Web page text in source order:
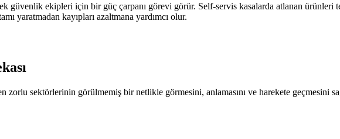
ekipleri için bir güç çarpanı görevi görür. Self-servis kasalarda atlanan ürünleri
yaratmadan kayıpları azaltmana yardımcı olur.
sektörlerinin görülmemiş bir netlikle görmesini, anlamasını ve harekete geçmesini